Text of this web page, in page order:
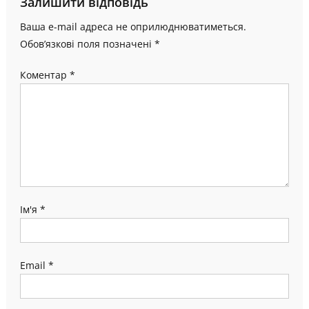
Ваша e-mail адреса не оприлюднюватиметься.
Обов’язкові поля позначені *
Коментар *
Ім'я *
Email *